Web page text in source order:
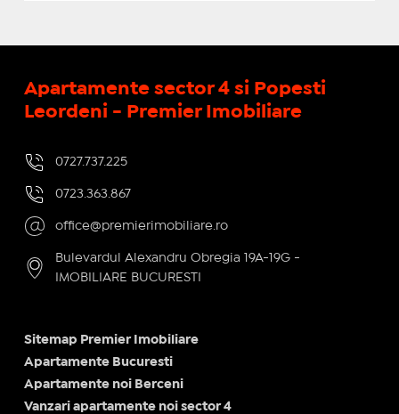
Apartamente sector 4 si Popesti
Leordeni - Premier Imobiliare
0727.737.225
0723.363.867
office@premierimobiliare.ro
Bulevardul Alexandru Obregia 19A-19G -
IMOBILIARE BUCURESTI
Sitemap Premier Imobiliare
Apartamente Bucuresti
Apartamente noi Berceni
Vanzari apartamente noi sector 4